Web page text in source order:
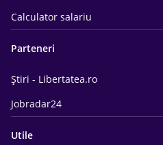
Calculator salariu
Parteneri
Știri - Libertatea.ro
Jobradar24
Utile